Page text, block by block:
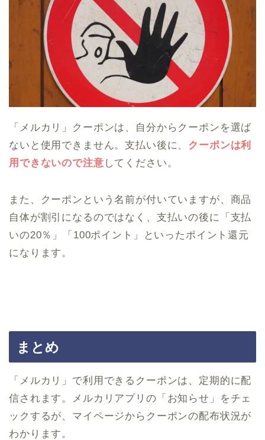
「メルカリ」クーポンは、自分からクーポンを選ば
ないと使用できません。支払い後に、 クーポンは利
用できないので注意 してください。
また、クーポンという名前が付いていますが、商品
自体が割引になるのではなく、支払いの後に「支払
いの20％」「100ポイント」といったポイント還元
になります。
まとめ
「メルカリ」で利用できるクーポンは、定期的に配
信されます。メルカリアプリの「お知らせ」をチェ
ックするが、マイページからクーポンの配布状況が
わかります。